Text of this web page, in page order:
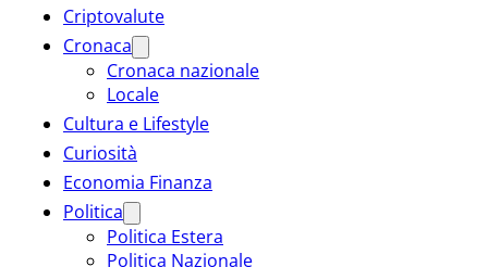
Criptovalute
Cronaca
Cronaca nazionale
Locale
Cultura e Lifestyle
Curiosità
Economia Finanza
Politica
Politica Estera
Politica Nazionale